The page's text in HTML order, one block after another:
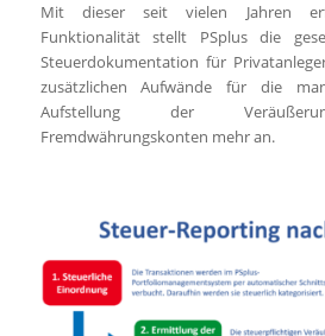
Mit dieser seit vielen Jahren
Funktionalität stellt PSplus die
Steuerdokumentation für
zusätzlichen Aufwände für die
Aufstellung der
Fremdwährungskonten mehr an.